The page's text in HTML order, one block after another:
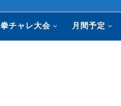
拳チャレ大会 月間予定